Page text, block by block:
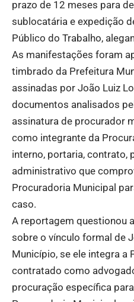
prazo de 12 meses para
sublocatária e expedição
Público do Trabalho,
As manifestações foram
timbrado da Prefeitura
assinadas por João Luiz
documentos analisados
assinatura de procurador
como integrante da
interno, portaria, contrato,
administrativo que
Procuradoria Municipal
caso.
A reportagem questionou
sobre o vínculo formal de
Município, se ele integra a
contratado como
procuração específica